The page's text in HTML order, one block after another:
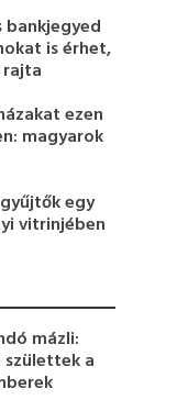
is érhet,
ezen
magyarok
egy
vitrinjében
mázli:
a